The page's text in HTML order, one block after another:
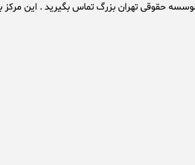
حقوقی تهران بزرگ تماس بگیرید . این